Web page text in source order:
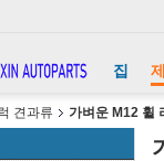
집
견과류 가벼운 M12 휠